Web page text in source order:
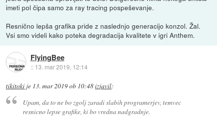
imeti pol čipa samo za ray tracing pospeševanje.
Resnično lepša grafika pride z naslednjo generacijo konzol. Žal.
Vsi smo videli kako poteka degradacija kvalitete v igri Anthem.
FlyingBee
:: 13. mar 2019, 12:14
tikitoki je 13. mar 2019 ob 10:48izjavil:
Upam, da to ne bo zgolj zaradi slabih programerjev, temvec
resnicno lepse grafike, ki bo vredna nadgradnje.